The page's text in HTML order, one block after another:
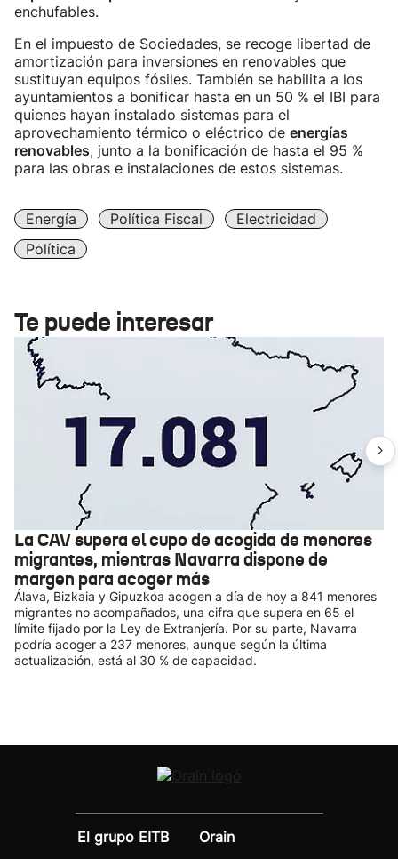
enchufables.
En el impuesto de Sociedades, se recoge libertad de
amortización para inversiones en renovables que
sustituyan equipos fósiles. También se habilita a los
ayuntamientos a bonificar hasta en un 50 % el IBI para
quienes hayan instalado sistemas para el
aprovechamiento térmico o eléctrico de energías
renovables, junto a la bonificación de hasta el 95 %
para las obras e instalaciones de estos sistemas.
Energía Política Fiscal
Electricidad
Política
Te puede interesar
La CAV supera el cupo de acogida de menores
migrantes, mientras Navarra dispone de
margen para acoger más
Álava, Bizkaia y Gipuzkoa acogen a día de hoy a 841 menores
migrantes no acompañados, una cifra que supera en 65 el
límite fijado por la Ley de Extranjería. Por su parte, Navarra
podría acoger a 237 menores, aunque según la última
actualización, está al 30 % de capacidad.
El grupo EITB
Orain